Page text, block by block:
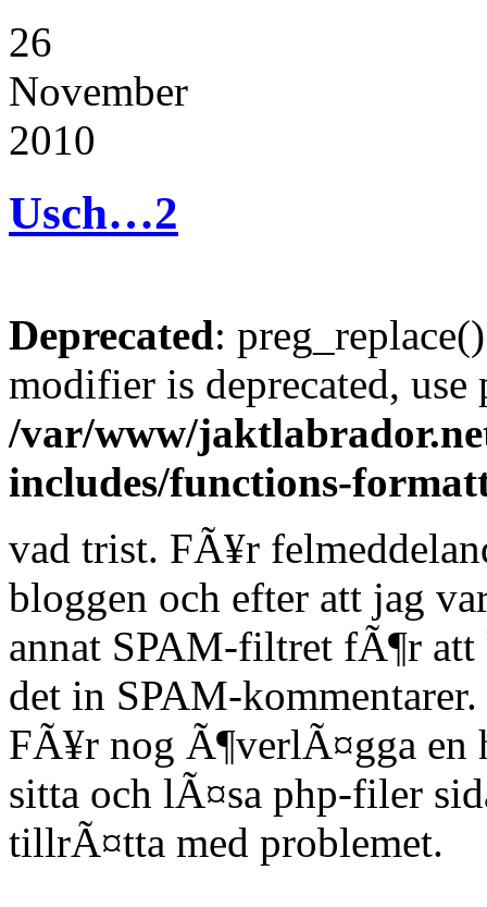
26
November
2010
Usch…2
Deprecated:
modifier is deprecated,
/var/www/
includes/functions-
vad trist. FÃ¥r
bloggen och efter att jag
annat SPAM-filtret fÃ¶r
det in SPAM-kommentarer.
FÃ¥r nog Ã¶verlÃ¤gga
sitta och lÃ¤sa php-filer
tillrÃ¤tta med problemet.